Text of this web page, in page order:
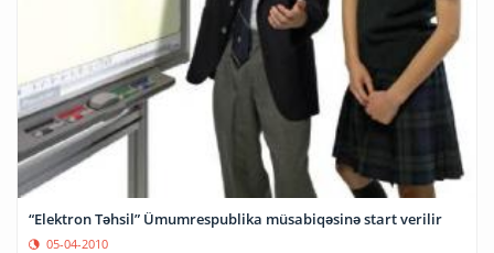
“Elektron Təhsil” Ümumrespublika müsabiqəsinə start verilir
05-04-2010